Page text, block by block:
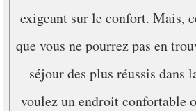
exigeant sur le confort. Mais,
que vous ne pourrez pas en
séjour des plus réussis dans
voulez un endroit confortable